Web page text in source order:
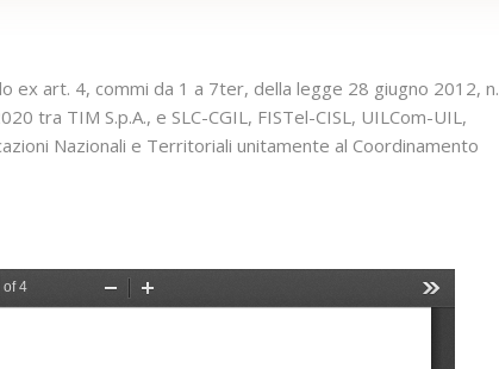
ex art. 4, commi da 1 a 7ter, della legge 28 giugno 2012, n.
tra TIM S.p.A., e SLC-CGIL, FISTel-CISL, UILCom-UIL,
Nazionali e Territoriali unitamente al Coordinamento